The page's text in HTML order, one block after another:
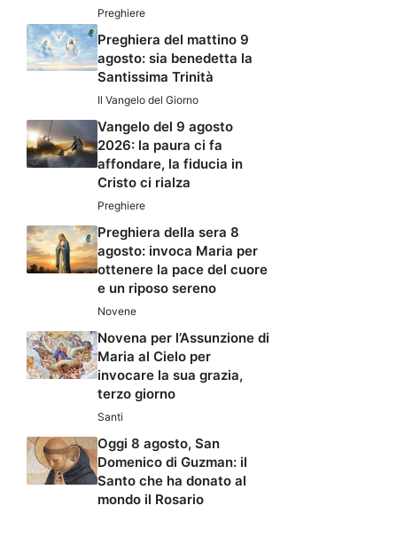
Preghiere
Preghiera del mattino 9
agosto: sia benedetta la
Santissima Trinità
Il Vangelo del Giorno
Vangelo del 9 agosto
2026: la paura ci fa
affondare, la fiducia in
Cristo ci rialza
Preghiere
Preghiera della sera 8
agosto: invoca Maria per
ottenere la pace del cuore
e un riposo sereno
Novene
Novena per l’Assunzione di
Maria al Cielo per
invocare la sua grazia,
terzo giorno
Santi
Oggi 8 agosto, San
Domenico di Guzman: il
Santo che ha donato al
mondo il Rosario